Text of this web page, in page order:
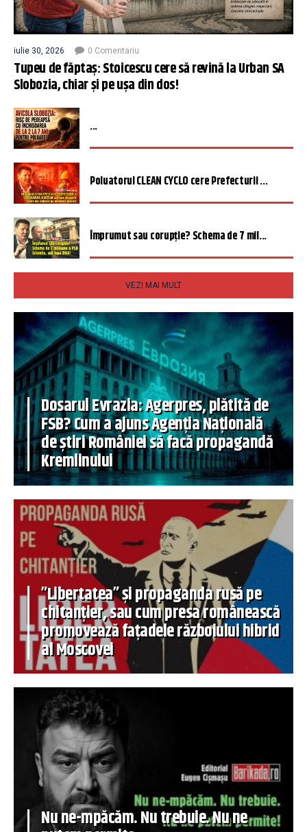
iulie 30, 2026 0 Comentariu
Tupeu de făptaș: Stoicescu cere să revină la Urban SA
Slobozia, chiar și pe ușa din dos!
...
Poluatorul CLEAN CYCLO cere Prefecturii ...
Împrumut sau corupție? Schema de 7 mil...
VEZI MAI MULT
Dosarul Evrazia: Agerpres, plătită de
FSB? Cum a ajuns Agenția Națională
de știri României să facă propagandă
Kremlinului
”Libertatea” și propaganda rusă pe
chitanțier, sau cum presa românească
promovează fațadele războiului hibrid
al Moscovei
Nu ne-mpăcăm. Nu trebuie. Nu ne